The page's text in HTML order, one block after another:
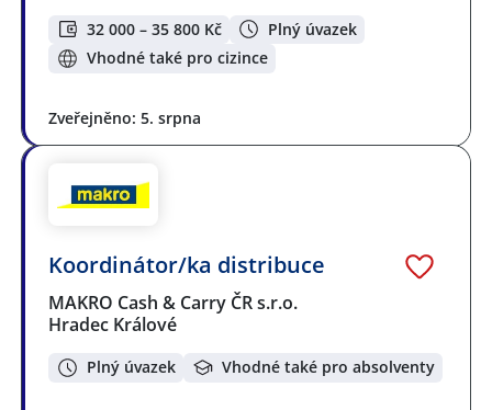
32 000 – 35 800 Kč
Plný úvazek
Vhodné také pro cizince
Zveřejněno: 5. srpna
Koordinátor/ka distribuce
MAKRO Cash & Carry ČR s.r.o.
Hradec Králové
Plný úvazek Vhodné také pro absolventy